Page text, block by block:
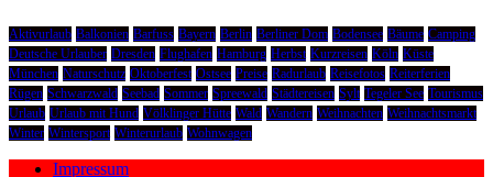
Aktivurlaub Balkonien Barfuss Bayern Berlin Berliner Dom Bodensee Bäume Camping
Deutsche Urlauber Dresden Flughafen Hamburg Herbst Kurzreisen Köln Küste
München Naturschutz Oktoberfest Ostsee Preise Radurlaub Reisefotos Reiterferien
Rügen Schwarzwald Seebad Sommer Spreewald Städtereisen Sylt Tegeler See Tourismus
Urlaub Urlaub mit Hund Völklinger Hütte Wald Wandern Weihnachten Weihnachtsmarkt
Winter Wintersport Winterurlaub Wohnwagen
Impressum